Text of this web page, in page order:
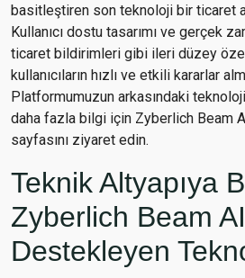
basitleştiren son teknoloji bir ticaret
Kullanıcı dostu tasarımı ve gerçek
ticaret bildirimleri gibi ileri düzey
kullanıcıların hızlı ve etkili kararlar
Platformumuzun arkasındaki
daha fazla bilgi için Zyberlich Beam
sayfasını ziyaret edin.
Teknik Altyapıya
Zyberlich Beam
Destekleyen